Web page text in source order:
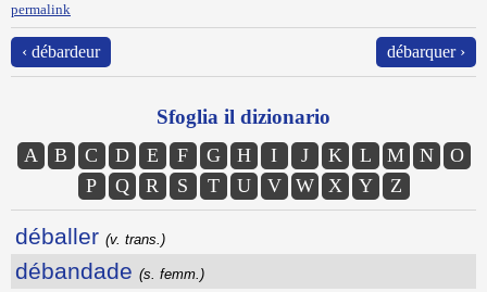
permalink
‹ débardeur débarquer ›
Sfoglia il dizionario
A B C D E F G H I J K L M N
O
P
Q R S T U V W X Y Z
déballer (v. trans.)
débandade (s. femm.)